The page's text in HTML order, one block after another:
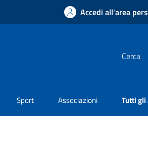
Accedi all'area
Cerca
Sport Associazioni Tutti